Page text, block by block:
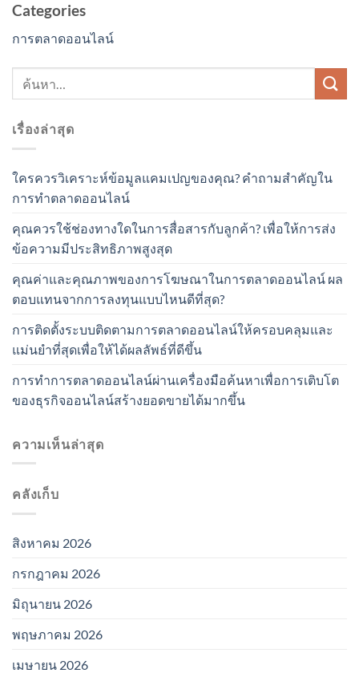
Categories
การตลาดออนไลน์
เรื่องล่าสุด
ใครควรวิเคราะห์ข้อมูลแคมเปญของคุณ? คำถามสำคัญใน
การทำตลาดออนไลน์
คุณควรใช้ช่องทางใดในการสื่อสารกับลูกค้า? เพื่อให้การส่ง
ข้อความมีประสิทธิภาพสูงสุด
คุณค่าและคุณภาพของการโฆษณาในการตลาดออนไลน์ ผล
ตอบแทนจากการลงทุนแบบไหนดีที่สุด?
การติดตั้งระบบติดตามการตลาดออนไลน์ให้ครอบคลุมและ
แม่นยำที่สุดเพื่อให้ได้ผลลัพธ์ที่ดีขึ้น
การทำการตลาดออนไลน์ผ่านเครื่องมือค้นหาเพื่อการเติบโต
ของธุรกิจออนไลน์สร้างยอดขายได้มากขึ้น
ความเห็นล่าสุด
คลังเก็บ
สิงหาคม 2026
กรกฎาคม 2026
มิถุนายน 2026
พฤษภาคม 2026
เมษายน 2026